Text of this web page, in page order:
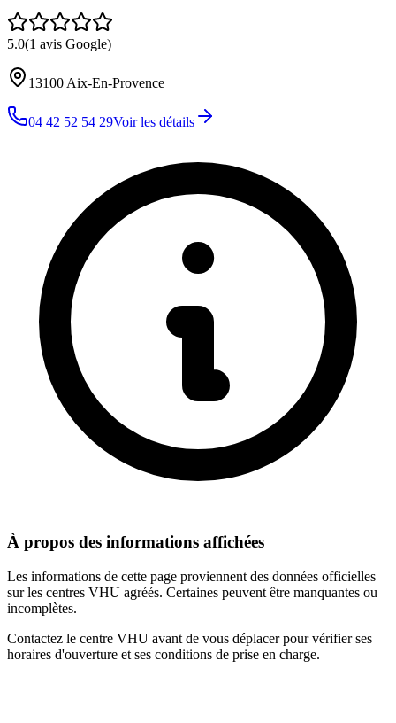
5.0(1 avis Google)
13100 Aix-En-Provence
04 42 52 54 29Voir les détails
À propos des informations affichées
Les informations de cette page proviennent des données officielles
sur les centres VHU agréés. Certaines peuvent être manquantes ou
incomplètes.
Contactez le centre VHU avant de vous déplacer pour vérifier ses
horaires d'ouverture et ses conditions de prise en charge.